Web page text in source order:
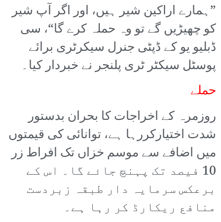
”ہمارے اراکین شیر ہیں، اور اگر آپ شیر
کو چھیڑیں گے تو وہ حملہ کرے گا“، سی
ڈبلیو یو کے ڈپٹی جنرل سیکرٹری برائے
پوسٹل سیکٹر ٹری پلنجر نے خبردار کیا۔
حملے
روزمرہ کے اخراجات کا بحران بدستور
شدت اختیارکررہا ہے، توانائی کی قیمتوں
میں اضافے سے موسم خزاں تک افراط زر
10 فیصد تک پہنچ جائے گا۔ اس کے
برعکس سرمایہ دار طبقہ زبردست
منافع ریکارڈ کر رہا ہے۔